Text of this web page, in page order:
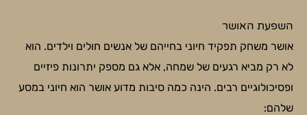
השפעת האושר
אושר משחק תפקיד חיוני בחייהם של אנשים חולים וילדים. הוא
לא רק מביא רגעים של שמחה, אלא גם מספק יתרונות פיזיים
ופסיכולוגיים רבים. הינה כמה סיבות מדוע אושר הוא חיוני במסע
שלהם: